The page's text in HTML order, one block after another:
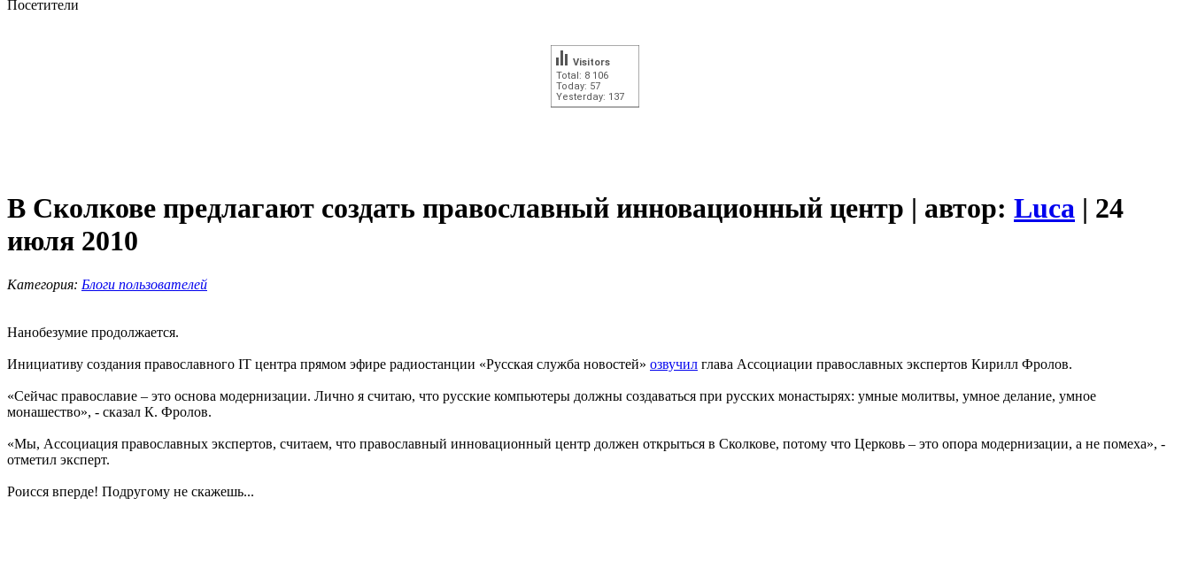
Посетители
Total: 8 106
Today: 57
Yesterday: 137
Visitors
В Сколкове предлагают создать православный инновационный центр | автор: Luca | 24
июля 2010
Категория: Блоги пользователей
Нанобезумие продолжается.
Инициативу создания православного IT центра прямом эфире радиостанции «Русская служба новостей» озвучил глава Ассоциации православных экспертов Кирилл Фролов.
«Сейчас православие – это основа модернизации. Лично я считаю, что русские компьютеры должны создаваться при русских монастырях: умные молитвы, умное делание, умное
монашество», - сказал К. Фролов.
«Мы, Ассоциация православных экспертов, считаем, что православный инновационный центр должен открыться в Сколкове, потому что Церковь – это опора модернизации, а не помеха», -
отметил эксперт.
Роисся вперде! Подругому не скажешь...